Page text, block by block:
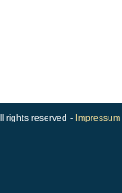
rights reserved - Impressum